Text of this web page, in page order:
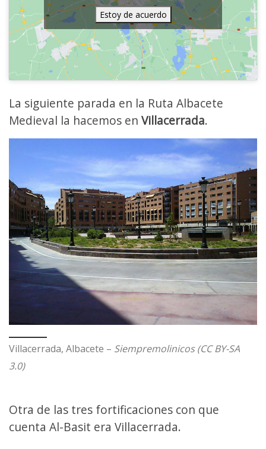
Estoy de acuerdo
La siguiente parada en la Ruta Albacete
Medieval la hacemos en Villacerrada.
Villacerrada, Albacete – Siempremolinicos (CC BY-SA
3.0)
Otra de las tres fortificaciones con que
cuenta Al-Basit era Villacerrada.